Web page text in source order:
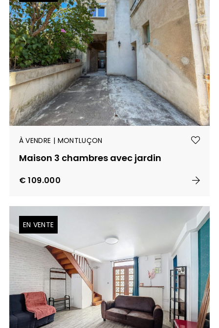
À VENDRE | MONTLUÇON
Maison 3 chambres avec jardin
€ 109.000
EN VENTE